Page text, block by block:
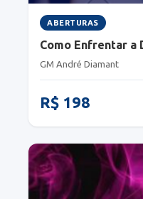
ABERTURAS
Como Enfrentar a
GM André Diamant
R$ 198